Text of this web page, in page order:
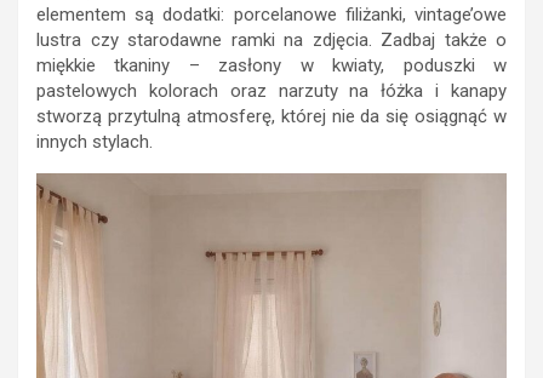
elementem są dodatki: porcelanowe filiżanki, vintage’owe
lustra czy starodawne ramki na zdjęcia. Zadbaj także o
miękkie tkaniny – zasłony w kwiaty, poduszki w
pastelowych kolorach oraz narzuty na łóżka i kanapy
stworzą przytulną atmosferę, której nie da się osiągnąć w
innych stylach.